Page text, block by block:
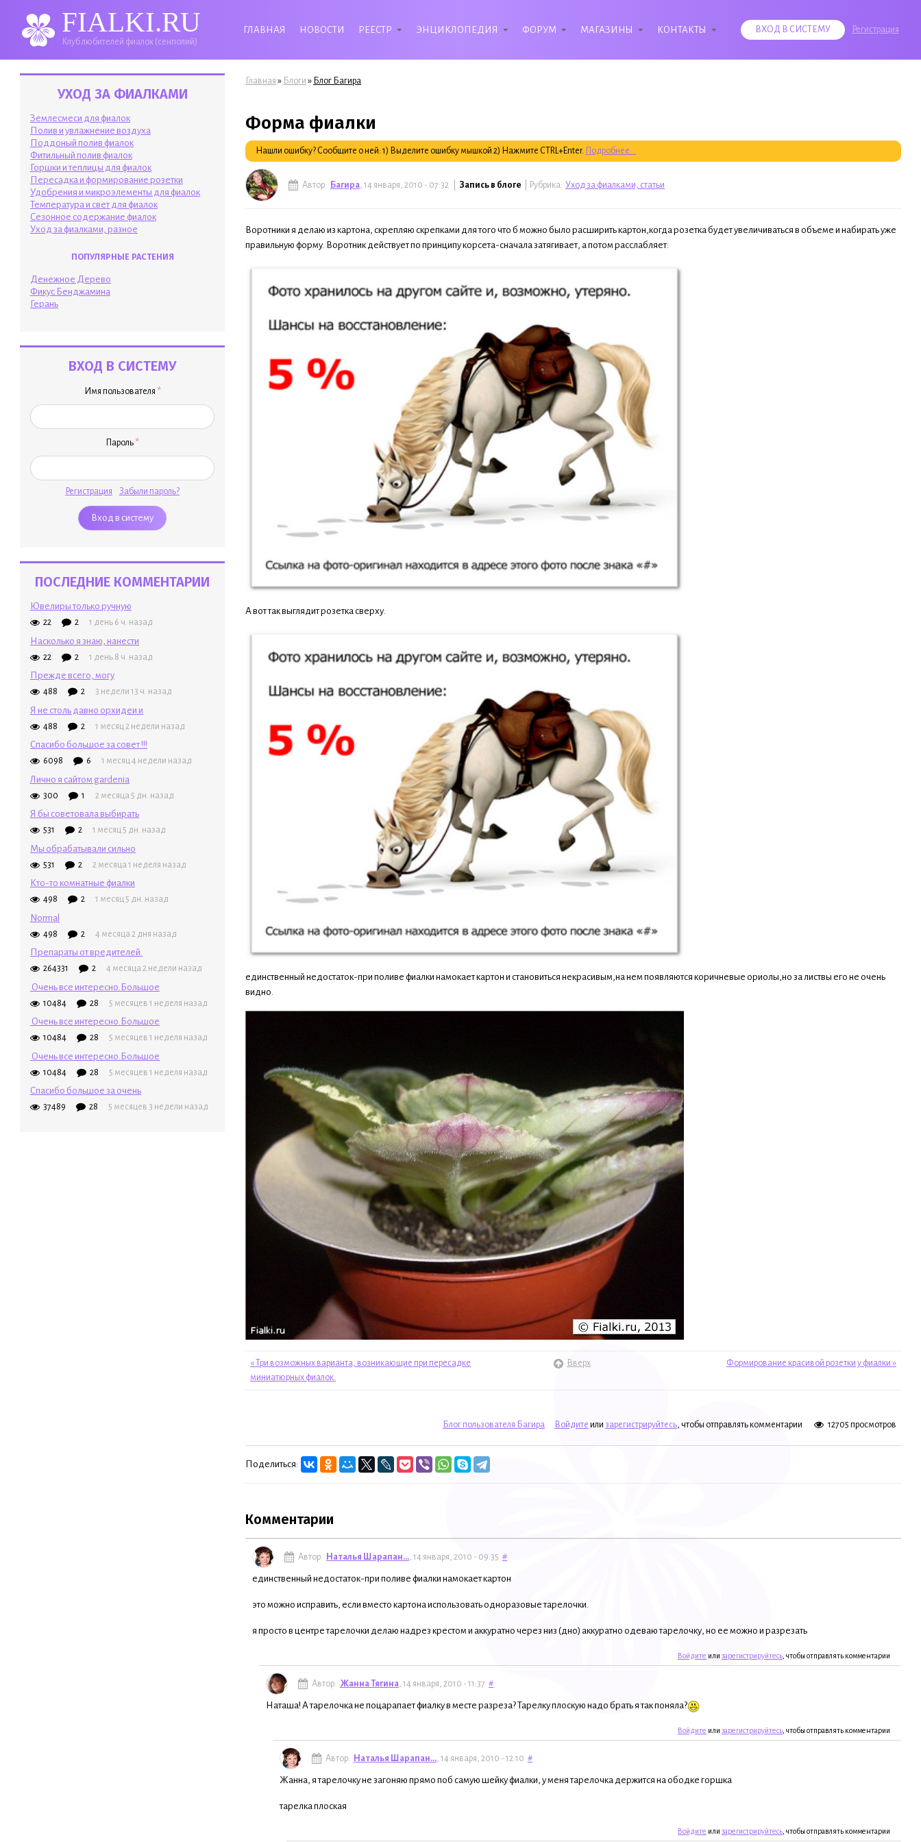
FIALKI.RU
Клуб любителей фиалок (сенполий)
ГЛАВНАЯ НОВОСТИ РЕЕСТР ЭНЦИКЛОПЕДИЯ ФОРУМ МАГАЗИНЫ КОНТАКТЫ ВХОД В СИСТЕМУ Регистрация
УХОД ЗА ФИАЛКАМИ
Землесмеси для фиалок
Полив и увлажнение воздуха
Поддоный полив фиалок
Фитильный полив фиалок
Горшки и теплицы для фиалок
Пересадка и формирование розетки
Удобрения и микроэлементы для фиалок
Температура и свет для фиалок
Сезонное содержание фиалок
Уход за фиалками, разное
ПОПУЛЯРНЫЕ РАСТЕНИЯ
Денежное Дерево
Фикус Бенджамина
Герань
ВХОД В СИСТЕМУ
Имя пользователя *
Пароль *
Регистрация Забыли пароль?
ПОСЛЕДНИЕ КОММЕНТАРИИ
Ювелиры только ручную
22 2 1 день 6 ч. назад
Насколько я знаю, нанести
22 2 1 день 8 ч. назад
Прежде всего, могу
488 2 3 недели 13 ч. назад
Я не столь давно орхидеи и
488 2 1 месяц 2 недели назад
Спасибо большое за совет !!!
6098 6 1 месяц 4 недели назад
Лично я сайтом gardenia
300 1 2 месяца 5 дн. назад
Я бы советовала выбирать
531 2 1 месяц 5 дн. назад
Мы обрабатывали сильно
531 2 2 месяца 1 неделя назад
Кто-то комнатные фиалки
498 2 1 месяц 5 дн. назад
Normal
498 2 4 месяца 2 дня назад
Препараты от вредителей.
264331 2 4 месяца 2 недели назад
Очень все интересно.Большое
10484 28 5 месяцев 1 неделя назад
Очень все интересно.Большое
10484 28 5 месяцев 1 неделя назад
Очень все интересно.Большое
10484 28 5 месяцев 1 неделя назад
Спасибо большое за очень
37489 28 5 месяцев 3 недели назад
Вы здесь
Главная » Блоги » Блог Багира
Форма фиалки
Нашли ошибку? Сообщите о ней: 1) Выделите ошибку мышкой 2) Нажмите CTRL+Enter. Подробнее...
Автор: Багира , 14 января, 2010 - 07:32 | Запись в блоге | Рубрика: Уход за фиалками, статьи
Воротники я делаю из картона, скрепляю скрепками для того что б можно было расширить картон,когда розетка будет увеличиваться в объеме и набирать уже
правильную форму. Воротник действует по принципу корсета-сначала затягивает, а потом расслабляет:
А вот так выглядит розетка сверху.
единственный недостаток-при поливе фиалки намокает картон и становиться некрасивым,на нем появляются коричневые ориолы,но за листвы его не очень
видно.
« Три возможных варианта, возникающие при пересадке
миниатюрных фиалок.
Вверх Формирование красивой розетки у фиалки »
Блог пользователя Багира Войдите или зарегистрируйтесь, чтобы отправлять комментарии 12705 просмотров
Поделиться:
Комментарии
Автор: Наталья Шарапан... , 14 января, 2010 - 09:35 #
единственный недостаток-при поливе фиалки намокает картон
это можно исправить, если вместо картона использовать одноразовые тарелочки.
я просто в центре тарелочки делаю надрез крестом и аккуратно через низ (дно) аккуратно одеваю тарелочку, но ее можно и разрезать
Войдите или зарегистрируйтесь , чтобы отправлять комментарии
Автор: Жанна Тягина , 14 января, 2010 - 11:37 #
Наташа! А тарелочка не поцарапает фиалку в месте разреза? Тарелку плоскую надо брать я так поняла?
Войдите или зарегистрируйтесь , чтобы отправлять комментарии
Автор: Наталья Шарапан... , 14 января, 2010 - 12:10 #
Жанна, я тарелочку не загоняю прямо поб самую шейку фиалки, у меня тарелочка держится на ободке горшка
тарелка плоская
Войдите или зарегистрируйтесь , чтобы отправлять комментарии